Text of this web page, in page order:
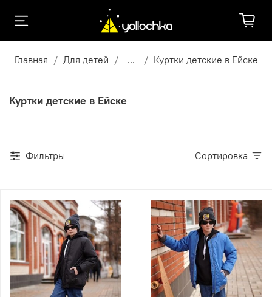
Главная Для детей ... Куртки детские в Ейске
Куртки детские в Ейске
Фильтры Сортировка